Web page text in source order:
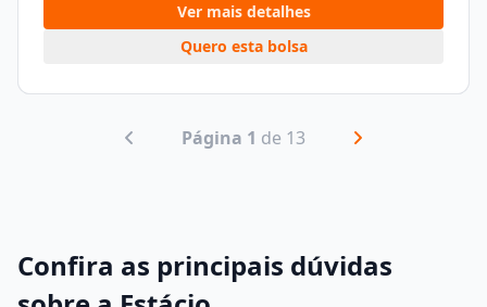
Ver mais detalhes
Quero esta bolsa
Página 1 de 13
Confira as principais dúvidas